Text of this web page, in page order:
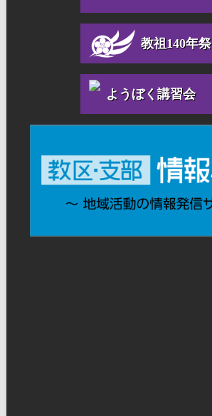
教祖140年祭
ようぼく講習会